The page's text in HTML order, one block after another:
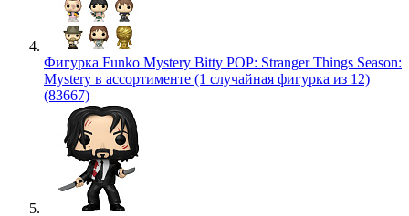
Фигурка Funko Mystery Bitty POP: Stranger Things Season:
Mystery в ассортименте (1 случайная фигурка из 12)
(83667)